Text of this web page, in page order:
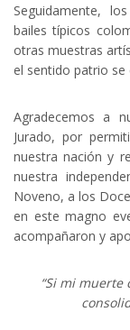
Seguidamente,
bailes típicos
otras muestras
el sentido patrio
Agradecemos a
Jurado, por
nuestra nación y
nuestra
Noveno, a los
en este magno
acompañaron y
“Si mi